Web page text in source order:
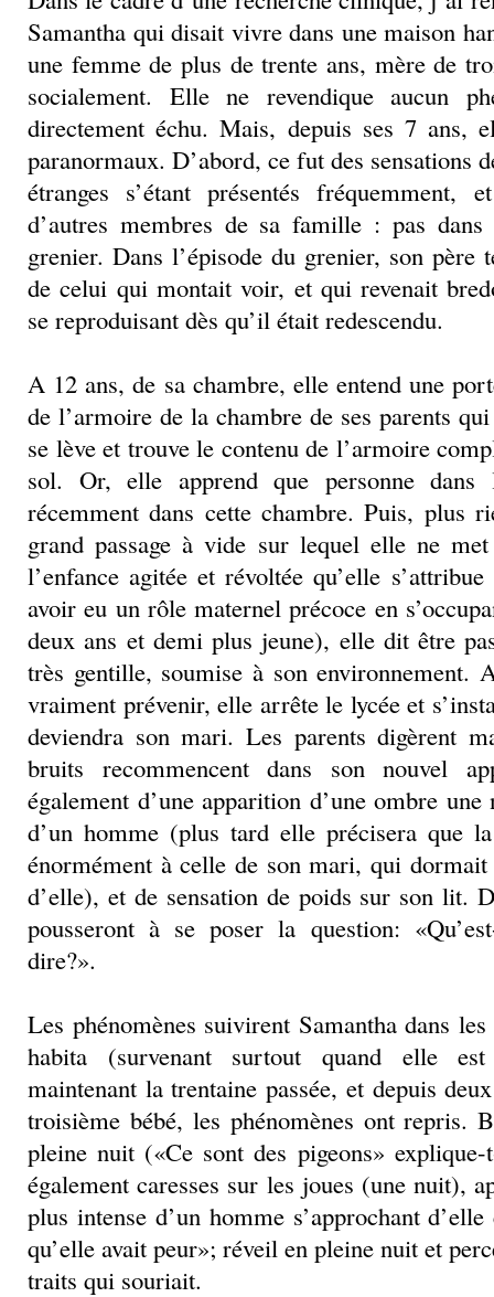
Samantha qui disait vivre dans une maison
une femme de plus de trente ans, mère de
socialement. Elle ne revendique aucun
directement échu. Mais, depuis ses 7 ans,
paranormaux. D’abord, ce fut des sensations
étranges s’étant présentés fréquemment,
d’autres membres de sa famille : pas dans
grenier. Dans l’épisode du grenier, son père
de celui qui montait voir, et qui revenait
se reproduisant dès qu’il était redescendu.
A 12 ans, de sa chambre, elle entend une
de l’armoire de la chambre de ses parents
se lève et trouve le contenu de l’armoire
sol. Or, elle apprend que personne dans
récemment dans cette chambre. Puis, plus
grand passage à vide sur lequel elle ne
l’enfance agitée et révoltée qu’elle
avoir eu un rôle maternel précoce en
deux ans et demi plus jeune), elle dit être
très gentille, soumise à son environnement.
vraiment prévenir, elle arrête le lycée et
deviendra son mari. Les parents digèrent
bruits recommencent dans son nouvel
également d’une apparition d’une ombre
d’un homme (plus tard elle précisera que
énormément à celle de son mari, qui
d’elle), et de sensation de poids sur son lit.
pousseront à se poser la question:
dire?».
Les phénomènes suivirent Samantha dans
habita (survenant surtout quand elle
maintenant la trentaine passée, et depuis
troisième bébé, les phénomènes ont repris.
pleine nuit («Ce sont des pigeons»
également caresses sur les joues (une nuit),
plus intense d’un homme s’approchant
qu’elle avait peur»; réveil en pleine nuit et
traits qui souriait.